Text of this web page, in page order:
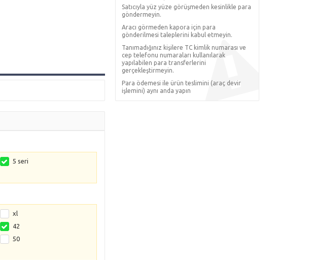
5 seri
xl
42
50
Satıcıyla yüz yüze görüşmeden kesinlikle para
göndermeyin.
Aracı görmeden kapora için para
gönderilmesi taleplerini kabul etmeyin.
Tanımadığınız kişilere TC kimlik numarası ve
cep telefonu numaraları kullanılarak
yapılabilen para transferlerini
gerçekleştirmeyin.
Para ödemesi ile ürün teslimini (araç devir
işlemini) aynı anda yapın